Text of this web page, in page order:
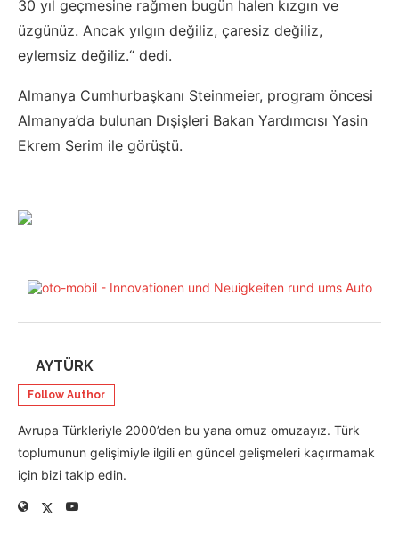
30 yıl geçmesine rağmen bugün halen kızgın ve
üzgünüz. Ancak yılgın değiliz, çaresiz değiliz,
eylemsiz değiliz.“ dedi.
Almanya Cumhurbaşkanı Steinmeier, program öncesi
Almanya’da bulunan Dışişleri Bakan Yardımcısı Yasin
Ekrem Serim ile görüştü.
AYTÜRK
Follow Author
Avrupa Türkleriyle 2000’den bu yana omuz omuzayız. Türk
toplumunun gelişimiyle ilgili en güncel gelişmeleri kaçırmamak
için bizi takip edin.